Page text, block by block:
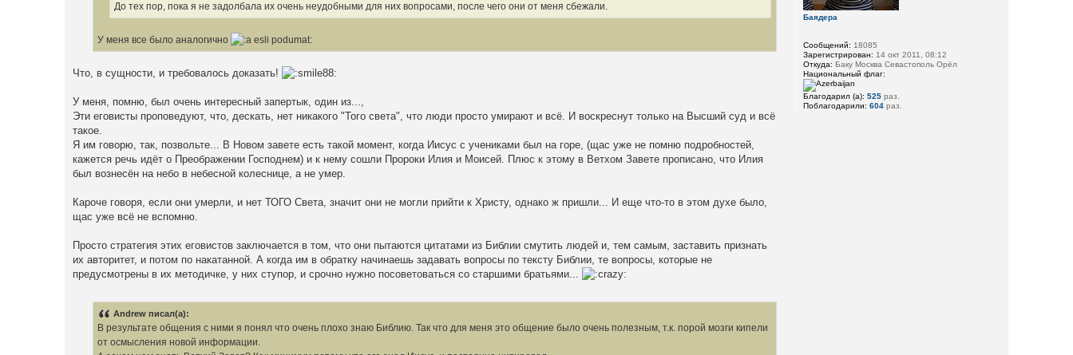
До тех пор, пока я не задолбала их очень неудобными для них вопросами, после чего они от меня сбежали.
У меня все было аналогично
Что, в сущности, и требовалось доказать!
У меня, помню, был очень интересный запертык, один из...,
Эти еговисты проповедуют, что, дескать, нет никакого "Того света", что люди просто умирают и всё. И воскреснут только на Высший суд и всё
такое.
Я им говорю, так, позвольте... В Новом завете есть такой момент, когда Иисус с учениками был на горе, (щас уже не помню подробностей,
кажется речь идёт о Преображении Господнем) и к нему сошли Пророки Илия и Моисей. Плюс к этому в Ветхом Завете прописано, что Илия
был вознесён на небо в небесной колеснице, а не умер.
Кароче говоря, если они умерли, и нет ТОГО Света, значит они не могли прийти к Христу, однако ж пришли... И еще что-то в этом духе было,
щас уже всё не вспомню.
Просто стратегия этих еговистов заключается в том, что они пытаются цитатами из Библии смутить людей и, тем самым, заставить признать
их авторитет, и потом по накатанной. А когда им в обратку начинаешь задавать вопросы по тексту Библии, те вопросы, которые не
предусмотрены в их методичке, у них ступор, и срочно нужно посоветоваться со старшими братьями...
Andrew писал(а):
В результате общения с ними я понял что очень плохо знаю Библию. Так что для меня это общение было очень полезным, т.к. порой мозги кипели
от осмысления новой информации.
Баядера
Сообщений: 18085
Зарегистрирован: 14 окт 2011, 08:12
Откуда: Баку Москва Севастополь Орёл
Национальный флаг:
Благодарил (а): 525раз.
Поблагодарили: 604раз.